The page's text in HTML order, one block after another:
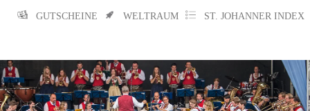
GUTSCHEINE WELTRAUM ST. JOHANNER INDEX